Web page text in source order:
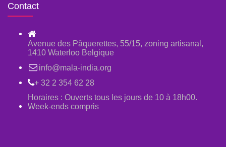
Contact
Avenue des Pâquerettes, 55/15, zoning artisanal,
1410 Waterloo Belgique
info@mala-india.org
+ 32 2 354 62 28
Horaires : Ouverts tous les jours de 10 à 18h00.
Week-ends compris